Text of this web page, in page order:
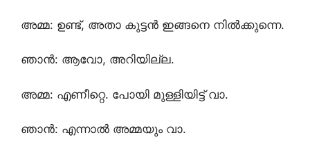
അമ്മ: ഉണ്ട്, അതാ കുട്ടൻ ഇങ്ങനെ നിൽക്കുന്നെ.
ഞാൻ: ആവോ, അറിയില്ല.
അമ്മ: എണീറ്റെ. പോയി മുള്ളിയിട്ട് വാ.
ഞാൻ: എന്നാൽ അമ്മയും വാ.